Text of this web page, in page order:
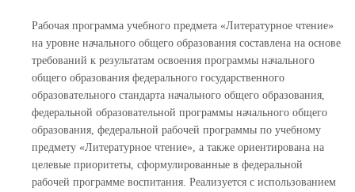
Рабочая программа учебного предмета «Литературное чтение»
на уровне начального общего образования составлена на основе
требований к результатам освоения программы начального
общего образования федерального государственного
образовательного стандарта начального общего образования,
федеральной образовательной программы начального общего
образования, федеральной рабочей программы по учебному
предмету «Литературное чтение», а также ориентирована на
целевые приоритеты, сформулированные в федеральной
рабочей программе воспитания. Реализуется с использованием